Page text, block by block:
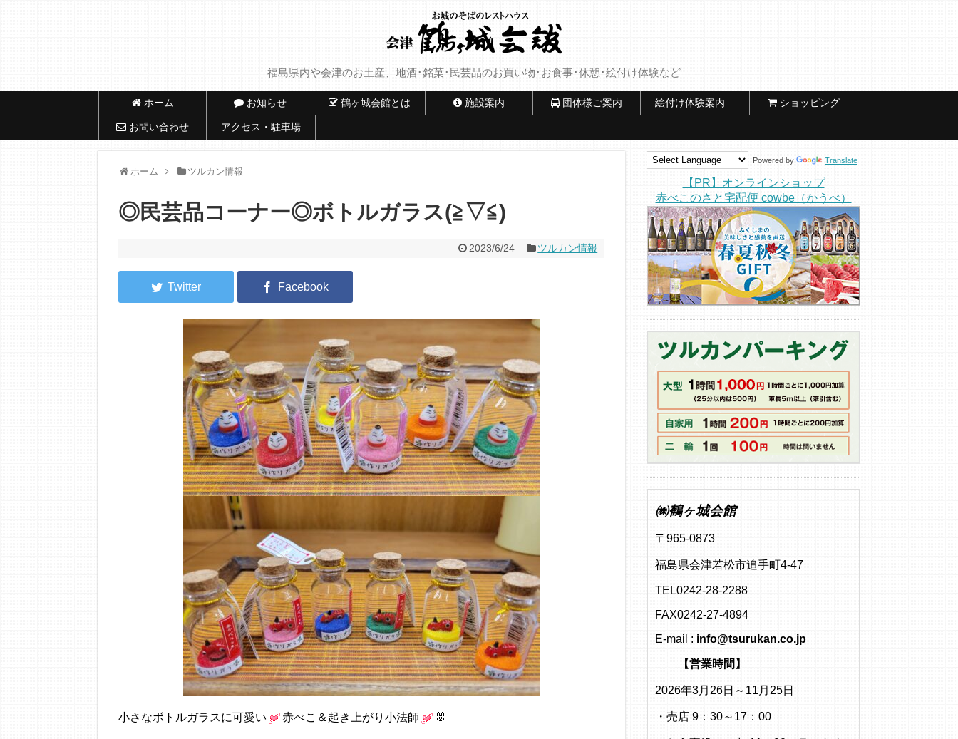
福島県内や会津のお土産、地酒･銘菓･民芸品のお買い物･お食事･休憩･絵付け体験など
ホーム お知らせ 鶴ヶ城会館とは 施設案内 団体様ご案内 絵付け体験案内 ショッピング
お問い合わせ アクセス・駐車場
ホーム ツルカン情報
◎民芸品コーナー◎ボトルガラス(≧▽≦)
2023/6/24 ツルカン情報
小さなボトルガラスに可愛い 赤べこ＆起き上がり小法師 🐰
Powered by Translate
【PR】オンラインショップ
赤べこのさと宅配便 cowbe（かうべ）
㈱鶴ヶ城会館
〒965-0873
福島県会津若松市追手町4-47
TEL0242-28-2288
FAX0242-27-4894
E-mail : info@tsurukan.co.jp
【営業時間】
2026年3月26日～11月25日
・売店 9：30～17：00